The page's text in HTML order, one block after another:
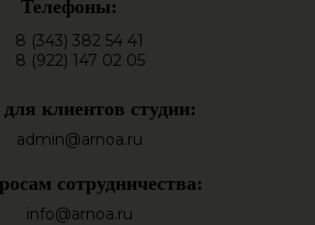
Телефоны:
8 (343) 382 54 41
8 (922) 147 02 05
клиентов студии:
admin@arnoa.ru
сотрудничества:
info@arnoa.ru